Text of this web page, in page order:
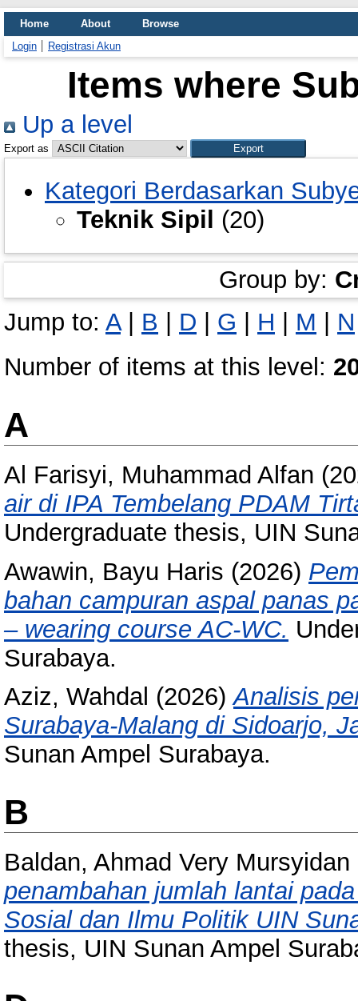
Home About
Browse
Login
Registrasi Akun
Items where
Up a level
Export as
Kategori Berdasarkan
Teknik Sipil
(20)
Group by:
Jump to: A| B | D | G | H | M | N
Number of items at this level:
A
Al Farisyi, Muhammad Alfan
air di IPA Tembelang PDAM
Undergraduate thesis, UIN
Awawin, Bayu Haris (2026)
bahan campuran aspal panas
– wearing course AC-WC.
Surabaya.
Aziz, Wahdal (2026)Analisis
Surabaya-Malang di Sidoarjo,
Sunan Ampel Surabaya.
B
Baldan, Ahmad Very Mursyidan
penambahan jumlah lantai
Sosial dan Ilmu Politik UIN
thesis, UIN Sunan Ampel